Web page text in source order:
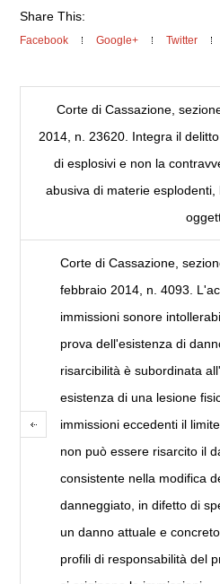
Share This:
Facebook Google+ Twitter
Corte di Cassazione,
2014, n. 23620. Integra il
di esplosivi e non la
abusiva di materie
Corte di Cassazione,
febbraio 2014, n. 4093.
immissioni sonore
prova dell'esistenza di
risarcibilità è subordinata
esistenza di una lesione
immissioni eccedenti il
non può essere risarcito il
consistente nella modifica
danneggiato, in difetto di
un danno attuale e
profili di responsabilità del